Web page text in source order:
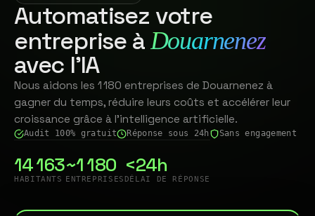
Automatisez votre
entreprise à Douarnenez
avec l'IA
Nous aidons les 1 180 entreprises de Douarnenez à
gagner du temps, réduire leurs coûts et accélérer leur
croissance grâce à l'intelligence artificielle.
Audit 100% gratuit Réponse sous 24h Sans engagement
14 163
HABITANTS
~1 180
ENTREPRISES
<24h
DÉLAI DE RÉPONSE